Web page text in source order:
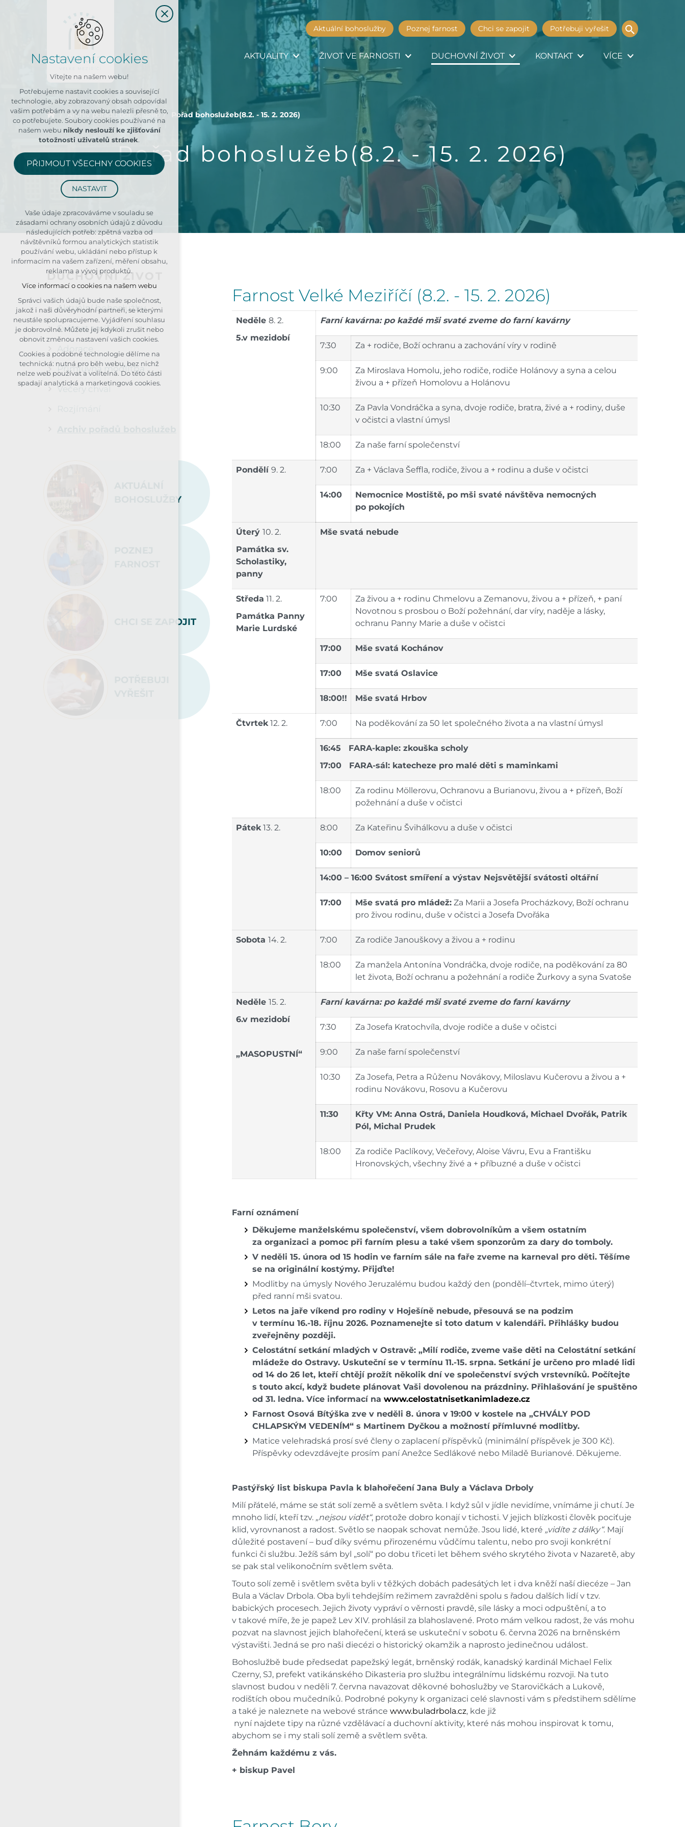
Aktuální bohoslužby Poznej farnost Chci se zapojit Potřebuji vyřešit
AKTUALITY ŽIVOT VE FARNOSTI DUCHOVNÍ ŽIVOT KONTAKT VÍCE
Archiv pořadů bohoslužeb Pořad bohoslužeb(8.2. - 15. 2. 2026)
Pořad bohoslužeb(8.2. - 15. 2. 2026)
Farnost Velké Meziříčí (8.2. - 15. 2. 2026)
Neděle 8. 2.
5.v mezidobí
Farní kavárna: po každé mši svaté zveme do farní kavárny
7:30 Za + rodiče, Boží ochranu a zachování víry v rodině
9:00
Za Miroslava Homolu, jeho rodiče, rodiče Holánovy a syna a celou
živou a + přízeň Homolovu a Holánovu
10:30
Za Pavla Vondráčka a syna, dvoje rodiče, bratra, živé a + rodiny, duše
v očistci a vlastní úmysl
18:00 Za naše farní společenství
Pondělí 9. 2. 7:00 Za + Václava Šeffla, rodiče, živou a + rodinu a duše v očistci
14:00
Nemocnice Mostiště, po mši svaté návštěva nemocných
po pokojích
Úterý 10. 2.
Památka sv.
Scholastiky,
panny
Mše svatá nebude
Středa 11. 2.
Památka Panny
Marie Lurdské
7:00
Za živou a + rodinu Chmelovu a Zemanovu, živou a + přízeň, + paní
Novotnou s prosbou o Boží požehnání, dar víry, naděje a lásky,
ochranu Panny Marie a duše v očistci
17:00 Mše svatá Kochánov
17:00 Mše svatá Oslavice
18:00!! Mše svatá Hrbov
Čtvrtek12. 2. 7:00 Na poděkování za 50 let společného života a na vlastní úmysl
16:45 FARA-kaple: zkouška scholy
17:00 FARA-sál: katecheze pro malé děti s maminkami
18:00
Za rodinu Möllerovu, Ochranovu a Burianovu, živou a + přízeň, Boží
požehnání a duše v očistci
Pátek13. 2. 8:00 Za Kateřinu Švihálkovu a duše v očistci
10:00 Domov seniorů
14:00 – 16:00 Svátost smíření a výstav Nejsvětější svátosti oltářní
17:00 Mše svatá pro mládež:Za Marii a Josefa Procházkovy, Boží ochranu
pro živou rodinu, duše v očistci a Josefa Dvořáka
Sobota 14. 2. 7:00 Za rodiče Janouškovy a živou a + rodinu
18:00
Za manžela Antonína Vondráčka, dvoje rodiče, na poděkování za 80
let života, Boží ochranu a požehnání a rodiče Žurkovy a syna Svatoše
Neděle 15. 2.
6.v mezidobí
„MASOPUSTNÍ“
Farní kavárna: po každé mši svaté zveme do farní kavárny
7:30 Za Josefa Kratochvíla, dvoje rodiče a duše v očistci
9:00 Za naše farní společenství
10:30
Za Josefa, Petra a Růženu Novákovy, Miloslavu Kučerovu a živou a +
rodinu Novákovu, Rosovu a Kučerovu
11:30
Křty VM: Anna Ostrá, Daniela Houdková, Michael Dvořák, Patrik
Pól, Michal Prudek
18:00
Za rodiče Paclíkovy, Večeřovy, Aloise Vávru, Evu a Františku
Hronovských, všechny živé a + příbuzné a duše v očistci
Farní oznámení
Děkujeme manželskému společenství, všem dobrovolníkům a všem ostatním
za organizacia pomoc při farním plesu a také všem sponzorům za dary do tomboly.
V neděli 15. února od 15 hodin ve farním sále na faře zveme na karneval pro děti. Těšíme
se na originální kostýmy. Přijďte!
Modlitby na úmysly Nového Jeruzalému budou každý den (pondělí–čtvrtek, mimo úterý)
před ranní mši svatou.
Letos na jaře víkend pro rodiny v Hoješíně nebude, přesouvá se na podzim
v termínu16.-18. říjnu 2026. Poznamenejte si toto datum v kalendáři. Přihlášky budou
zveřejněny později.
Celostátní setkání mladých v Ostravě: „Milí rodiče, zveme vaše děti na Celostátní setkání
mládeže do Ostravy. Uskuteční se v termínu 11.-15. srpna. Setkání je určeno pro mladé lidi
od 14 do 26 let, kteří chtějí prožít několik dní ve společenství svých vrstevníků. Počítejte
s touto akcí, když budete plánovat Vaši dovolenou na prázdniny. Přihlašování je spuštěno
od 31. ledna. Více informací nawww.celostatnisetkanimladeze.cz
Farnost Osová Bítýška zve v neděli 8. února v 19:00 v kostele na „CHVÁLY POD
CHLAPSKÝM VEDENÍM“ s Martinem Dyčkou a možností přímluvné modlitby.
Matice velehradská prosí své členy o zaplacení příspěvků (minimální příspěvek je 300 Kč).
Příspěvky odevzdávejte prosím paní Anežce Sedlákové nebo Miladě Burianové. Děkujeme.
Pastýřský list biskupa Pavla k blahořečení Jana Buly a Václava Drboly
Milí přátelé, máme se stát solí země a světlem světa. I když sůl v jídle nevidíme, vnímáme ji chutí. Je
mnoho lidí, kteří tzv. „nejsou vidět“, protože dobro konají v tichosti. V jejich blízkosti člověk pociťuje
klid, vyrovnanost a radost. Světlo se naopak schovat nemůže. Jsou lidé, které „vidíte z dálky“. Mají
důležité postavení – buď díky svému přirozenému vůdčímu talentu, nebo pro svoji konkrétní
funkci či službu. Ježíš sám byl „solí“ po dobu třiceti let během svého skrytého života v Nazaretě, aby
se pak stal velikonočním světlem světa.
Touto solí země i světlem světa byli v těžkých dobách padesátých let i dva kněží naší diecéze – Jan
Bula a Václav Drbola. Oba byli tehdejším režimem zavražděni spolu s řadou dalších lidí v tzv.
babických procesech. Jejich životy vypráví o věrnosti pravdě, síle lásky a moci odpuštění, a to
v takové míře, že je papež Lev XIV. prohlásil za blahoslavené. Proto mám velkou radost, že vás mohu
pozvat na slavnost jejich blahořečení, která se uskuteční v sobotu 6. června 2026 na brněnském
výstavišti. Jedná se pro naši diecézi o historický okamžik a naprosto jedinečnou událost.
Bohoslužbě bude předsedat papežský legát, brněnský rodák, kanadský kardinál Michael Felix
Czerny, SJ, prefekt vatikánského Dikasteria pro službu integrálnímu lidskému rozvoji. Na tuto
slavnost budou v neděli 7. června navazovat děkovné bohoslužby ve Starovičkách a Lukově,
rodištích obou mučedníků. Podrobné pokyny k organizaci celé slavnosti vám s předstihem sdělíme
a také je naleznete na webové stráncewww.buladrbola.cz, kde již
nyní najdete tipy na různé vzdělávací a duchovní aktivity, které nás mohou inspirovat k tomu,
abychom se i my stali solí země a světlem světa.
Žehnám každému z vás.
+ biskup Pavel
DUCHOVNÍ ŽIVOT
Aktuální bohoslužby
Svátost smíření
Přímluvná modlitba
Večery chval
BOHOSLUŽBY
CHCI SE ZAPOJIT
Nastavení cookies
Vítejte na našem webu!
Potřebujeme nastavit cookies a související
technologie, aby zobrazovaný obsah odpovídal
vašim potřebám a vy na webu nalezli přesně to,
co potřebujete. Soubory cookies používané na
našem webu nikdy neslouží ke zjišťování
totožnosti uživatelů stránek.
PŘIJMOUT VŠECHNY COOKIES
NASTAVIT
Technická cookies
nutná pro provozování webu
udržení kontextu stránek (session):
případná přihlášení, volby jazyka, apod.
Volitelná cookies
analytická pro anonymizované
vyhodnocení návštěvnosti
marketingová cookies (Google, Seznam,
Facebook)
Více informací o cookies na našem webu
PŘIJMOUT VŠECHNY COOKIES
ODMÍTNOUT VOLITELNÁ
Vaše údaje zpracováváme v souladu se
zásadami ochrany osobních údajů z důvodu
následujících potřeb: zpětná vazba od
návštěvníků formou analytických statistik
používání webu, ukládání nebo přístup k
informacím na vašem zařízení, měření obsahu,
reklama a vývoj produktů.
Více informací o cookies na našem webu
Správci vašich údajů bude naše společnost,
jakož i naši důvěryhodní partneři, se kterými
neustále spolupracujeme. Vyjádření souhlasu
je dobrovolné. Můžete jej kdykoli zrušit nebo
obnovit změnou nastavení vašich cookies.
Cookies a podobné technologie dělíme na
technická: nutná pro běh webu, bez nichž
nelze web používat a volitelná. Do této části
spadají analytická a marketingová cookies.